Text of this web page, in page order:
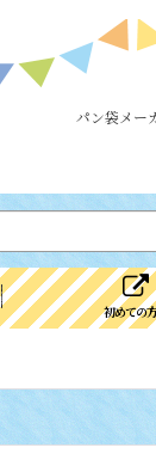
パン袋メー
初めての